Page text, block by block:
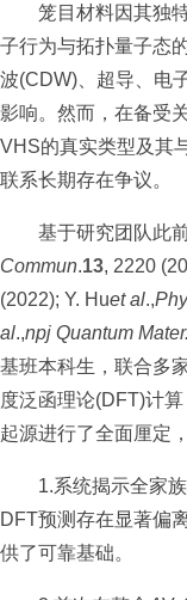
笼目材料因其独
子行为与拓扑量子态
波(CDW)、超导、电
影响。然而，在备受
VHS的真实类型及其
联系长期存在争议。
基于研究团队此
Commun.13, 2220
(2022); Y. Huet al.,
al.,npj Quantum Mater.
基班本科生，联合多
度泛函理论(DFT)计
起源进行了全面厘定
1.系统揭示全家
DFT预测存在显著偏
供了可靠基础。